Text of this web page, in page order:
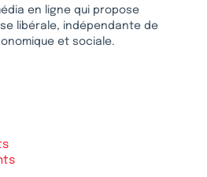
en ligne qui propose
libérale, indépendante de
et sociale.